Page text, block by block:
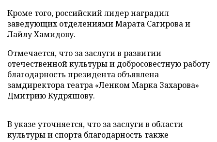
Кроме того, российский лидер наградил
заведующих отделениями Марата Сагирова и
Лайлу Хамидову.
Отмечается, что за заслуги в развитии
отечественной культуры и добросовестную работу
благодарность президента объявлена
замдиректора театра «Ленком Марка Захарова»
Дмитрию Кудряшову.
В указе уточняется, что за заслуги в области
культуры и спорта благодарность также